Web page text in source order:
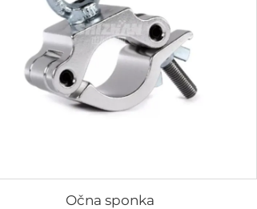
Očna sponka